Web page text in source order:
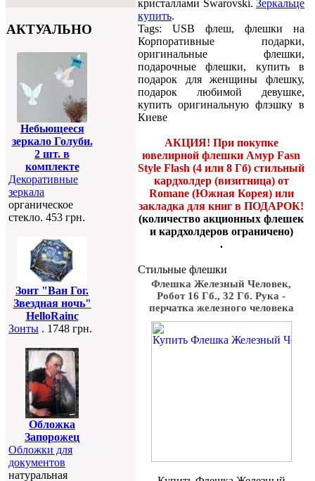
АКТУАЛЬНО
Небьющееся
зеркало Голуби.
2 шт. в
комплекте
Декоративные
зеркала
органическое
стекло. 453 грн.
Зонт "Ван Гог.
Звездная ночь"
HelloRainc
Зонты . 1748 грн.
Обложка
Запорожец
Обложки для
документов
натуральная
кристаллами Swarovski. Зеркальце
купить.
Tags: USB флеш, флешки на
Корпоративные подарки,
оригинальные флешки,
подарочные флешки, купить в
подарок для женщины флешку,
подарок любимой девушке,
купить оригинальную флэшку в
Киеве
АКЦИЯ! При покупке
ювелирной флешки Амур Fasn
Style Flash (4 или 8 Гб) стильный
кардхолдер (визитница) от
Romane (Южная Корея) или
закладка для книг в ПОДАРОК!
(количество акционных флешек
и кардхолдеров ограничено)
.
Стильные флешки
Флешка Железный Человек,
Робот 16 Гб., 32 Гб. Рука -
перчатка железного человека